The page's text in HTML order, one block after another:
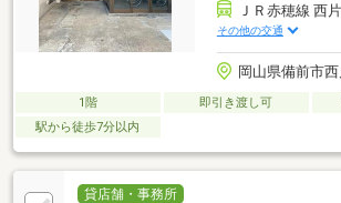
ＪＲ赤穂線 西
その他の交通
岡山県備前市
1階 即引き渡し可
駅から徒歩7分以内
貸店舗・事務所